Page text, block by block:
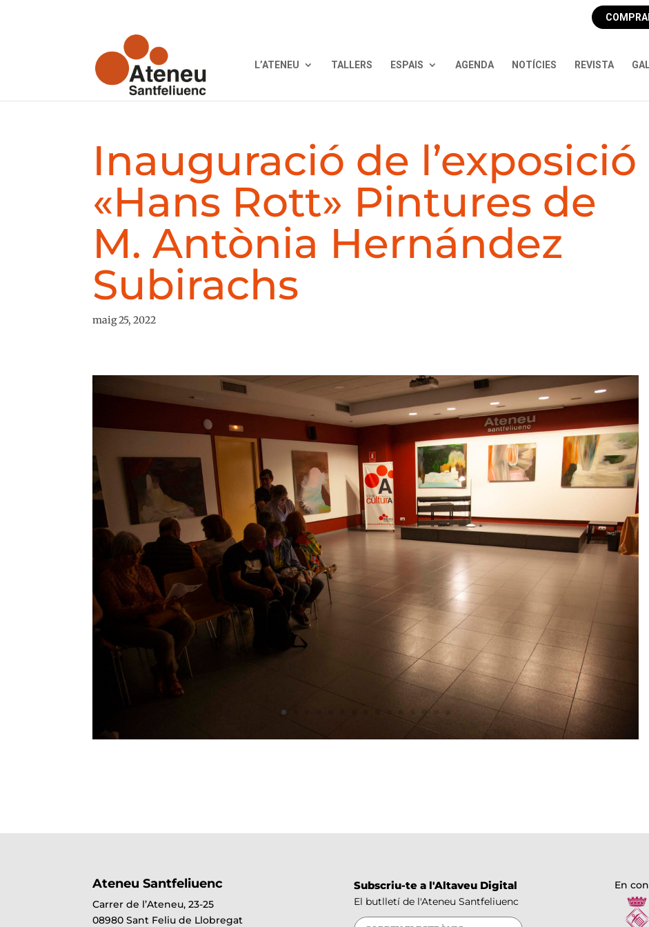
L’ATENEU TALLERS ESPAIS AGENDA NOTÍCIES REVISTA
Inauguració de l’exposició
«Hans Rott» Pintures de
M. Antònia Hernández
Subirachs
maig 25, 2022
Ateneu Santfeliuenc
Carrer de l’Ateneu, 23-25
08980 Sant Feliu de Llobregat
Subscriu-te a l'Altaveu Digital
El butlletí de l'Ateneu Santfeliuenc
En